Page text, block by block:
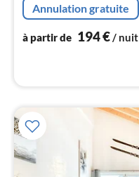
Annulation gratuite
à partir de 194€/ nuit